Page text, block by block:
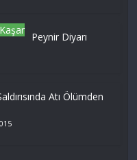
Peynir Diyarı
Atı Ölümden